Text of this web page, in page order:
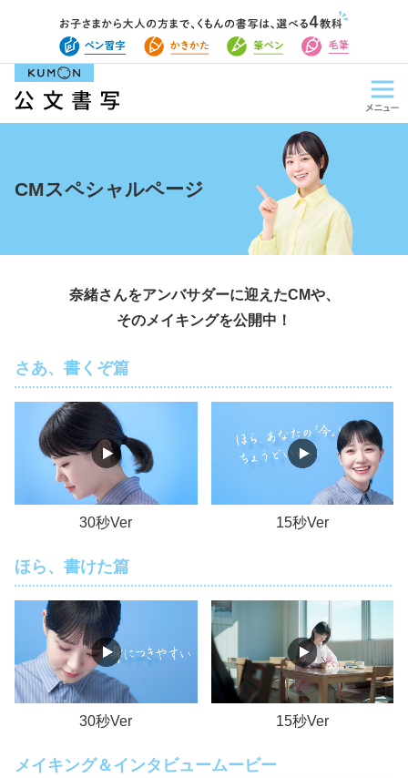
CMスペシャルページ
奈緒さんをアンバサダーに迎えたCMや、
そのメイキングを公開中！
さあ、書くぞ篇
30秒Ver 15秒Ver
ほら、書けた篇
30秒Ver 15秒Ver
メイキング＆インタビュームービー